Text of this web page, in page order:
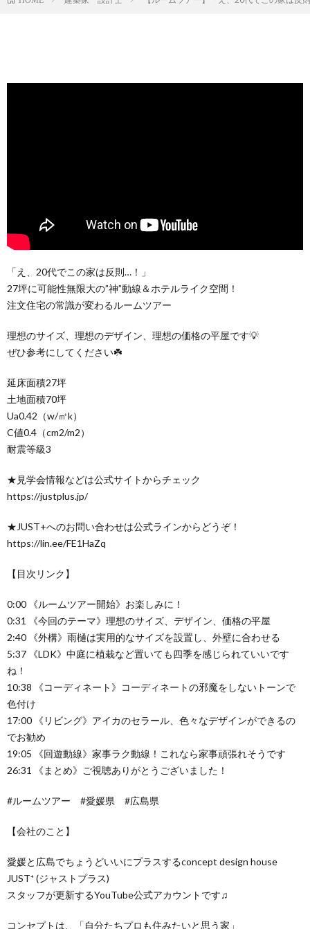
「え、20代でこの家は反則…！」
27坪に可能性無限大の”神”動線＆ホテルライク空間！
注文住宅の常識が変わるルームツアー
理想のサイズ、理想のデザイン、理想の価格の平屋です💡
ぜひ参考にしてください☘️
延床面積27坪
土地面積70坪
Ua0.42（w/㎡k）
C値0.4（cm2/m2）
耐震等級3
★見学会情報などは公式サイトからチェック
https://justplus.jp/
★JUST+へのお問い合わせは公式ラインからどうぞ！
https://lin.ee/FE1HaZq
【目次リンク】
0:00 《ルームツアー開始》お楽しみに！
0:31 《今回のテーマ》理想のサイズ、デザイン、価格の平屋
2:40 《外構》雨樋は実用的なサイズを設置し、外壁に合わせる
5:37 《LDK》中庭に植栽など置いても四季を感じられていいです
ね！
10:38 《コーディネート》コーディネートの邪魔をしないトーンで
色付け
17:00 《リビング》アイカのセラール、色々なデザインができるの
でお勧め
19:05 《回遊動線》家事ラク動線！これなら家事頑張れそうです
26:31 《まとめ》ご視聴ありがとうございました！
#ルームツアー #愛媛県 #広島県
【会社のこと】
愛媛と広島でちょうどいいにプラスする concept design house
JUST⁺ (ジャストプラス)
スタッフが更新するYouTube公式アカウントです♫
コンセプトは、 「自分たちプロも住みたいと思う家」